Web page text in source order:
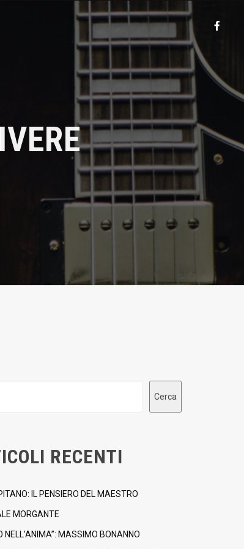
Cerca
RECENTI
IL PENSIERO DEL MAESTRO
MORGANTE
NELL’ANIMA”: MASSIMO BONANNO